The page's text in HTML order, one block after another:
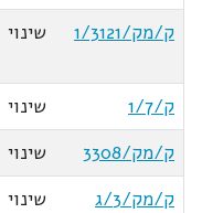
ק/מק/1/3121
שינוי
ק/1/7
שינוי
ק/מק/3308
שינוי
ק/מק/3/ג
שינוי